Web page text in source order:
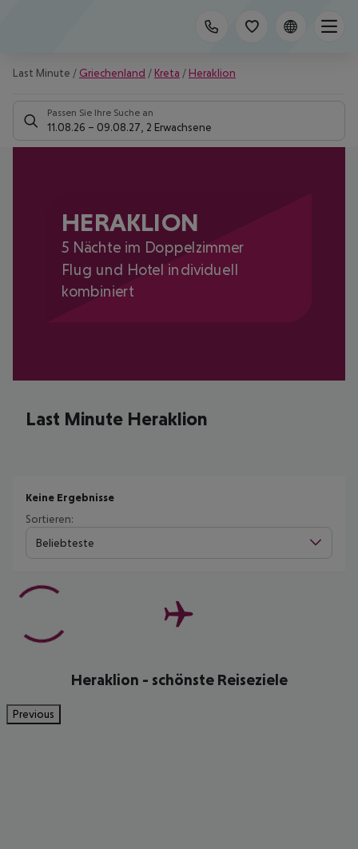
Last Minute / Griechenland / Kreta / Heraklion
Passen Sie Ihre Suche an
11.08.26 – 09.08.27 2 Erwachsene
HERAKLION
5 Nächte im Doppelzimmer
Flug und Hotel individuell
kombiniert
Last Minute Heraklion
Keine Ergebnisse
Sortieren:
Beliebteste
Heraklion - schönste Reiseziele
Previous